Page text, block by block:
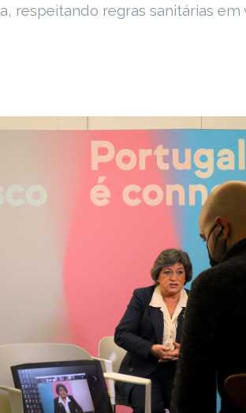
respeitando regras sanitárias em